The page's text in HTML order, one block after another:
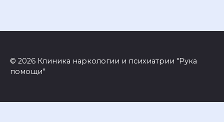
© 2026 Клиника наркологии и психиатрии "Рука
помощи"